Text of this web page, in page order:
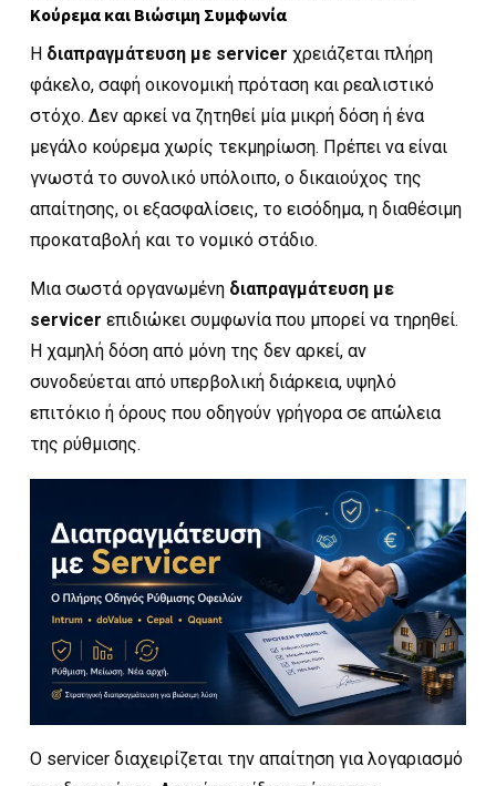
Κούρεμα και Βιώσιμη Συμφωνία
Η διαπραγμάτευση με servicer χρειάζεται πλήρη
φάκελο, σαφή οικονομική πρόταση και ρεαλιστικό
στόχο. Δεν αρκεί να ζητηθεί μία μικρή δόση ή ένα
μεγάλο κούρεμα χωρίς τεκμηρίωση. Πρέπει να είναι
γνωστά το συνολικό υπόλοιπο, ο δικαιούχος της
απαίτησης, οι εξασφαλίσεις, το εισόδημα, η διαθέσιμη
προκαταβολή και το νομικό στάδιο.
Μια σωστά οργανωμένη διαπραγμάτευση με
servicer επιδιώκει συμφωνία που μπορεί να τηρηθεί.
Η χαμηλή δόση από μόνη της δεν αρκεί, αν
συνοδεύεται από υπερβολική διάρκεια, υψηλό
επιτόκιο ή όρους που οδηγούν γρήγορα σε απώλεια
της ρύθμισης.
Ο servicer διαχειρίζεται την απαίτηση για λογαριασμό